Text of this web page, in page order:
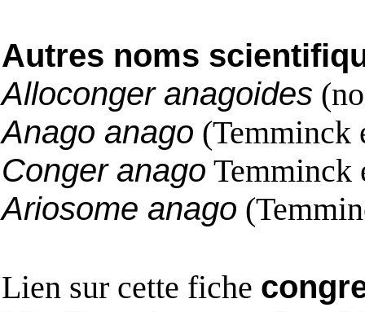
Autres noms
Alloconger anagoides
Anago anago (Temminck
Conger anago Temminck
Ariosome anago
Lien sur cette fiche